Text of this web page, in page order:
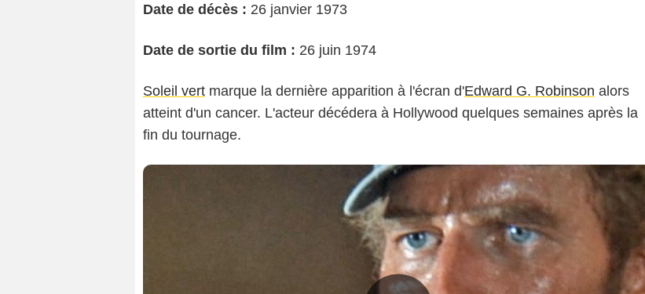
Date de décès : 26 janvier 1973
Date de sortie du film : 26 juin 1974
Soleil vert marque la dernière apparition à l'écran d'Edward G. Robinson alors
atteint d'un cancer. L'acteur décédera à Hollywood quelques semaines après la
fin du tournage.